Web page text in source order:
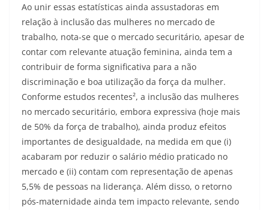
Ao unir essas estatísticas ainda assustadoras em
relação à inclusão das mulheres no mercado de
trabalho, nota-se que o mercado securitário, apesar de
contar com relevante atuação feminina, ainda tem a
contribuir de forma significativa para a não
discriminação e boa utilização da força da mulher.
Conforme estudos recentes², a inclusão das mulheres
no mercado securitário, embora expressiva (hoje mais
de 50% da força de trabalho), ainda produz efeitos
importantes de desigualdade, na medida em que (i)
acabaram por reduzir o salário médio praticado no
mercado e (ii) contam com representação de apenas
5,5% de pessoas na liderança. Além disso, o retorno
pós-maternidade ainda tem impacto relevante, sendo